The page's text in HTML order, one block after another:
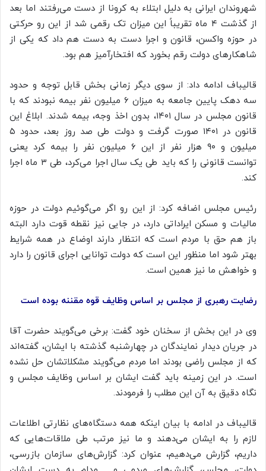
شهروندان ایرانی به دلیل ابتلاء به کرونا از دست می‌رفتند اما بعد
از گذشت ۴ ماه تقریباً این میزان تک رقمی شد از این رو حرکتی
در حوزه واکسن، قانون و اجرا دست به دست هم داد که یکی از
شاهکارهای دولت رقم بخورد که افتخارآمیز هم بود.
قالیباف ادامه داد: از سوی دیگر زمانی بخش قابل توجه و حدود
سه دهک پایین جامعه به میزان ۶ میلیون نفر بیمه نبودند که با
قانون مجلس در سال ۱۴۰۱، بدون اخذ وجه، بیمه شدند. ابلاغ این
قانون در ۱۴۰۱ صورت گرفت و دولت طی صد روز بعد، حدود ۵
میلیون و ۹۰ هزار نفر از این ۶ میلیون نفر را بیمه کرد یعنی
توانست قانونی را که باید طی یک سال اجرا می‌کرد، طی ۳ ماه اجرا
کند.
رئیس مجلس اضافه کرد: از این رو اگر می‌گوئیم دولت در حوزه
مالیات و مسکن ایراداتی دارد، در جایی نیز نقطه قوت دارد البته
باز هم حق با مردم است که انتظار دارند اوضاع در همه شرایط
بهتر شود اما منظور این است که دولت توانایی اجرای قانون را دارد
و خواهش ما نیز همین است.
رضایت رهبری از مجلس بر اساس وظایف قوه مقننه بوده است
وی در این بخش از سخنان خود گفت: برخی می‌گویند حضرت آقا
در جریان دیدار نمایندگان در چهارشنبه گذشته با ایشان، گفته‌اند
که از مجلس راضی بودند اما مردم می‌گویند مشکلاتشان حل نشده
است. در این زمینه باید گفت ایشان بر اساس وظایف مجلس و
نگاه دقیق به آن این مطلب را فرمودند.
قالیباف در ادامه با بیان اینکه همه دستگاه‌های نظارتی اطلاعات
لازم را به ایشان می‌دهند و ما نیز مرتب طی ملاقات‌هایی که
داریم، گزارش می‌دهیم، عنوان کرد: گزارش‌های سازمان بازرسی،